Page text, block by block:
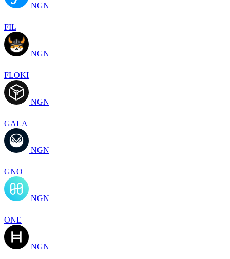
NGN
FIL
NGN
FLOKI
NGN
GALA
NGN
GNO
NGN
ONE
NGN